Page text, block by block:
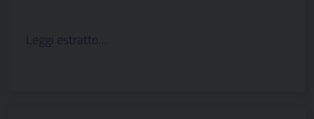
Leggi estratto…